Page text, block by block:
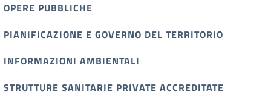
OPERE PUBBLICHE
PIANIFICAZIONE E GOVERNO DEL TERRITORIO
INFORMAZIONI AMBIENTALI
STRUTTURE SANITARIE PRIVATE ACCREDITATE